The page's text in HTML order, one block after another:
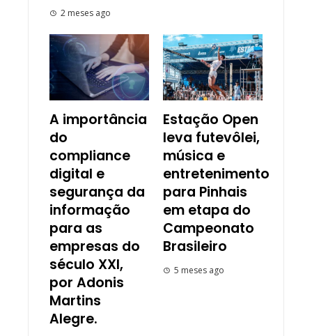
2 meses ago
A importância
do
compliance
digital e
segurança da
informação
para as
empresas do
século XXI,
por Adonis
Martins
Alegre.
Estação Open
leva futevôlei,
música e
entretenimento
para Pinhais
em etapa do
Campeonato
Brasileiro
5 meses ago